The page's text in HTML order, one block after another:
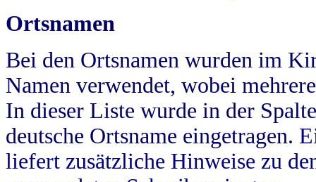
Ortsnamen
Bei den Ortsnamen wurden im
Namen verwendet, wobei
In dieser Liste wurde in der
deutsche Ortsname eingetragen.
liefert zusätzliche Hinweise zu